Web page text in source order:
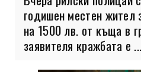
годишен местен жител
на 1500 лв. от къща в
заявителя кражбата е ...